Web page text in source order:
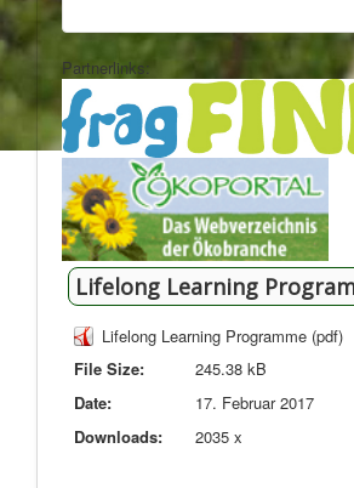
Partnerlinks:
Lifelong Learning
Lifelong Learning Programme (pdf)
File Size:
245.38 kB
Date:
17. Februar 2017
Downloads:
2035 x